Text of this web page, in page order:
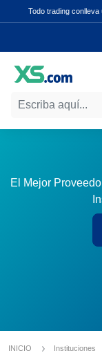
Todo trading conlleva
El Mejor
INICIO Instituciones